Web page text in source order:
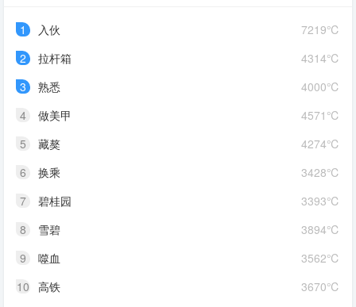
7219℃
1
入伙
4314℃
2
拉杆箱
4000℃
3
熟悉
4571℃
4
做美甲
4274℃
5
藏獒
3428℃
6
换乘
3393℃
7
碧桂园
3894℃
8
雪碧
3562℃
9
噬血
3670℃
10 高铁